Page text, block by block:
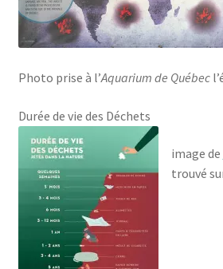
Photo prise à l’Aquarium de Québec
Durée de vie des Déchets
image de
trouvé